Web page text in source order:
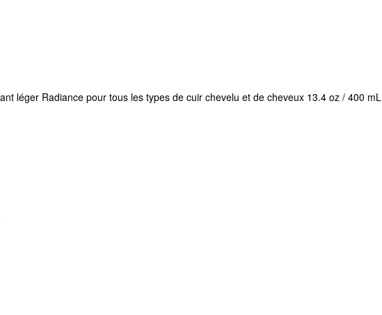
léger Radiance pour tous les types de cuir chevelu et de cheveux 13.4 oz / 400 mL